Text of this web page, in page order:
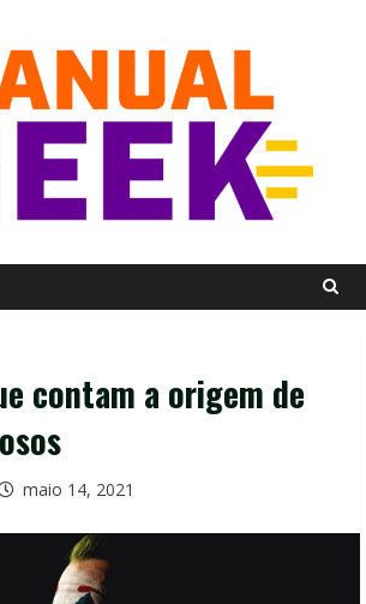
contam a origem de
maio 14, 2021